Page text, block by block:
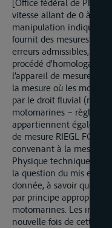
[Office fédéral de
vitesse allant de 0 à 99
manipulation indiquée et
fournit des mesures
erreurs admissibles, afin
procédé
l’appareil de mesure de
la mesure où les
par le droit fluvial
motomarines –
appartiennent
de mesure RIEGL FG 21-
convenant à la mesure
Physique technique.
la question du mis en
donnée, à savoir que
par principe approprié à
motomarines. Les
nouvelle fois de cette